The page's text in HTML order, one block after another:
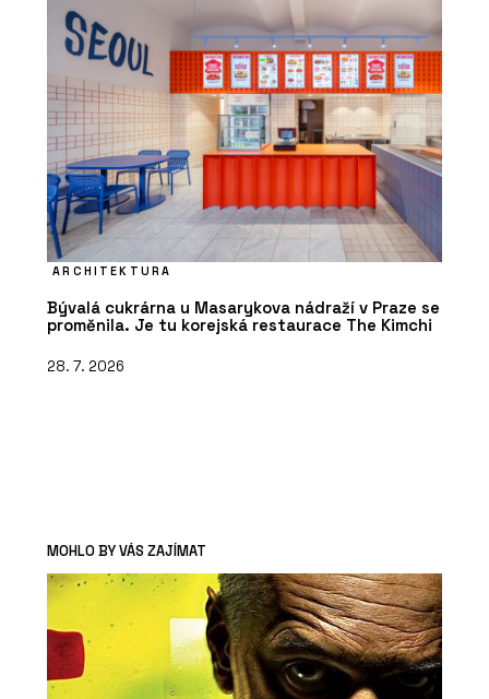
ARCHITEKTURA
Bývalá cukrárna u Masarykova nádraží v Praze se
proměnila. Je tu korejská restaurace The Kimchi
28. 7. 2026
MOHLO BY VÁS ZAJÍMAT